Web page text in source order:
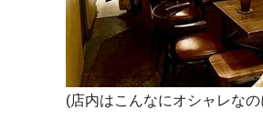
(店内はこんなにオシャレな